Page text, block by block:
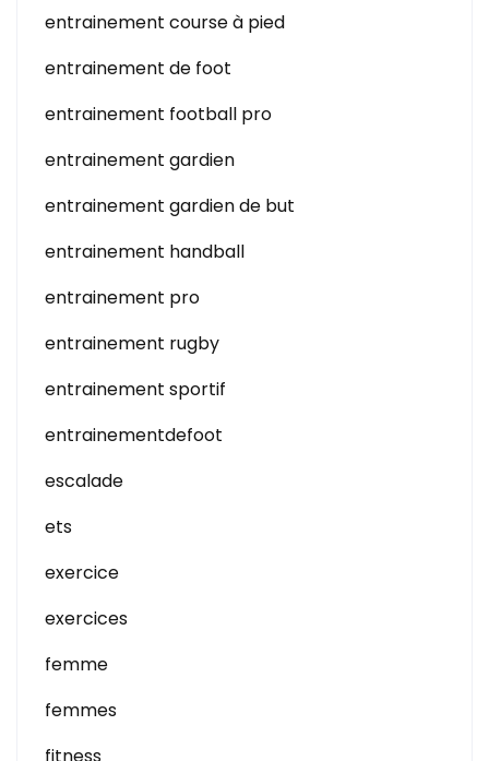
entrainement course à pied
entrainement de foot
entrainement football pro
entrainement gardien
entrainement gardien de but
entrainement handball
entrainement pro
entrainement rugby
entrainement sportif
entrainementdefoot
escalade
ets
exercice
exercices
femme
femmes